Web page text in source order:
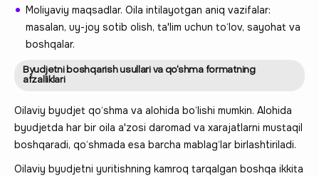
Moliyaviy maqsadlar. Oila intilayotgan aniq vazifalar:
masalan, uy-joy sotib olish, ta'lim uchun to‘lov, sayohat va
boshqalar.
Byudjetni boshqarish usullari va qo‘shma formatning
afzalliklari
Oilaviy byudjet qo‘shma va alohida bo‘lishi mumkin. Alohida
byudjetda har bir oila a'zosi daromad va xarajatlarni mustaqil
boshqaradi, qo‘shmada esa barcha mablag‘lar birlashtiriladi.
Oilaviy byudjetni yuritishning kamroq tarqalgan boshqa ikkita